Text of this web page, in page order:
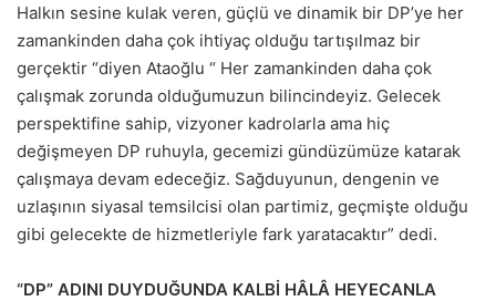
Halkın sesine kulak veren, güçlü ve dinamik bir DP’ye her
zamankinden daha çok ihtiyaç olduğu tartışılmaz bir
gerçektir “diyen Ataoğlu “ Her zamankinden daha çok
çalışmak zorunda olduğumuzun bilincindeyiz. Gelecek
perspektifine sahip, vizyoner kadrolarla ama hiç
değişmeyen DP ruhuyla, gecemizi gündüzümüze katarak
çalışmaya devam edeceğiz. Sağduyunun, dengenin ve
uzlaşının siyasal temsilcisi olan partimiz, geçmişte olduğu
gibi gelecekte de hizmetleriyle fark yaratacaktır” dedi.
“DP” ADINI DUYDUĞUNDA KALBİ HÂLÂ HEYECANLA